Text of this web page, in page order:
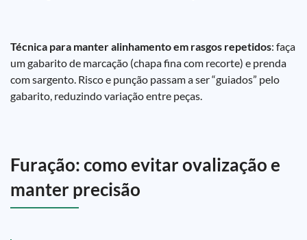
Técnica para manter alinhamento em rasgos repetidos: faça
um gabarito de marcação (chapa fina com recorte) e prenda
com sargento. Risco e punção passam a ser “guiados” pelo
gabarito, reduzindo variação entre peças.
Furação: como evitar ovalização e
manter precisão